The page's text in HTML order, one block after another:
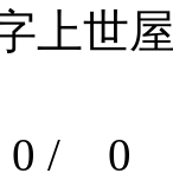
上世屋
0 / 0